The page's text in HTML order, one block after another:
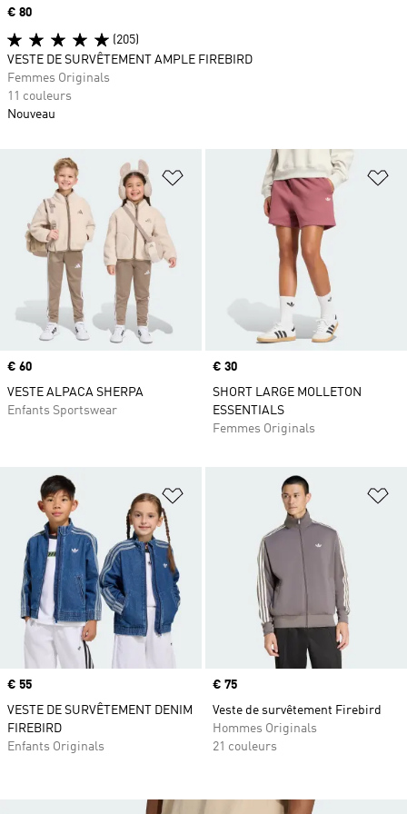
Ajouter à la Liste de produits
Prix
€ 60
VESTE ALPACA SHERPA
Enfants Sportswear
Prix
€ 30
SHORT LARGE MOLLETON
ESSENTIALS
Femmes Originals
Ajouter à la Liste de produits
Prix
€ 55
VESTE DE SURVÊTEMENT DENIM
FIREBIRD
Enfants Originals
Prix
€ 75
Veste de survêtement Firebird
Hommes Originals
21 couleurs
Prix
€ 80
(205)
VESTE DE SURVÊTEMENT AMPLE FIREBIRD
Femmes Originals
11 couleurs
Nouveau